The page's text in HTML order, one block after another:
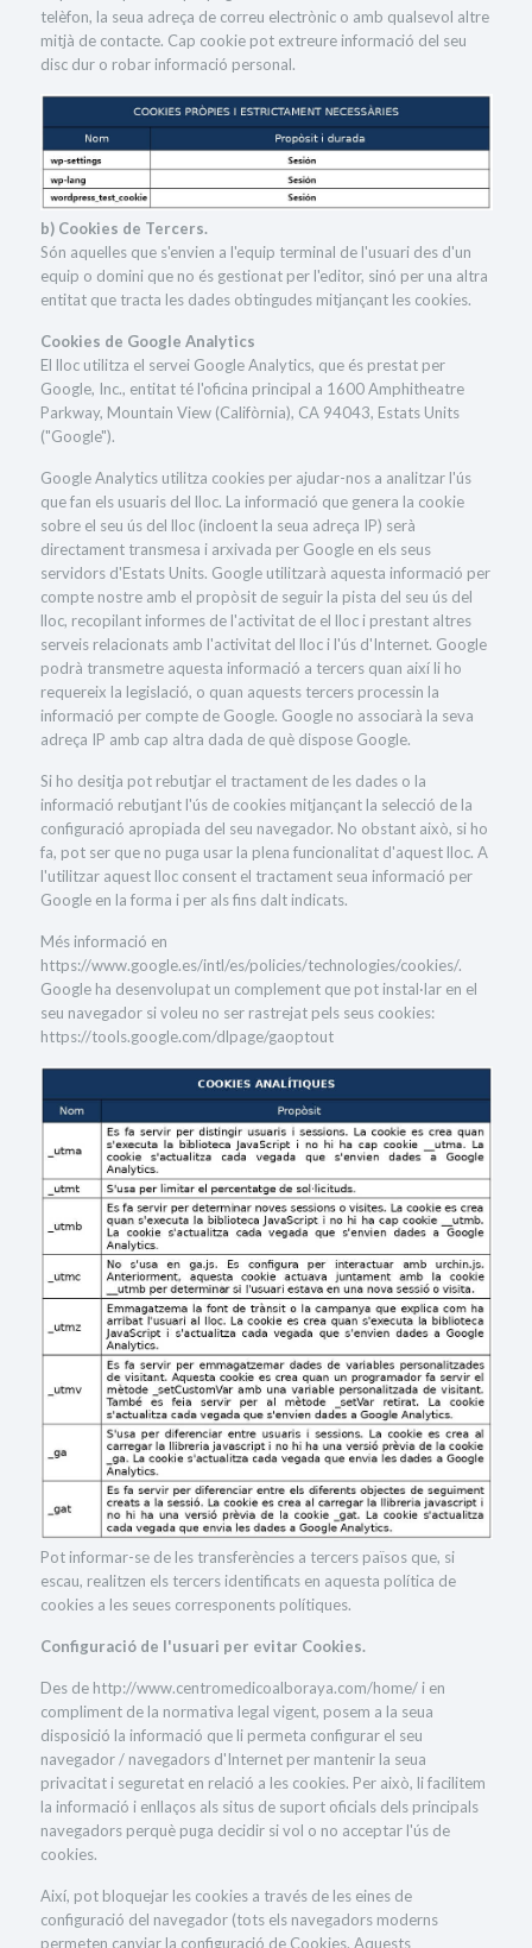
telèfon, la seua adreça de correu electrònic o amb qualsevol altre
mitjà de contacte. Cap cookie pot extreure informació del seu
disc dur o robar informació personal.
b) Cookies de Tercers.
Són aquelles que s'envien a l'equip terminal de l'usuari des d'un
equip o domini que no és gestionat per l'editor, sinó per una altra
entitat que tracta les dades obtingudes mitjançant les cookies.
Cookies de Google Analytics
El lloc utilitza el servei Google Analytics, que és prestat per
Google, Inc., entitat té l'oficina principal a 1600 Amphitheatre
Parkway, Mountain View (Califòrnia), CA 94043, Estats Units
("Google").
Google Analytics utilitza cookies per ajudar-nos a analitzar l'ús
que fan els usuaris del lloc. La informació que genera la cookie
sobre el seu ús del lloc (incloent la seua adreça IP) serà
directament transmesa i arxivada per Google en els seus
servidors d'Estats Units. Google utilitzarà aquesta informació per
compte nostre amb el propòsit de seguir la pista del seu ús del
lloc, recopilant informes de l'activitat de el lloc i prestant altres
serveis relacionats amb l'activitat del lloc i l'ús d'Internet. Google
podrà transmetre aquesta informació a tercers quan així li ho
requereix la legislació, o quan aquests tercers processin la
informació per compte de Google. Google no associarà la seva
adreça IP amb cap altra dada de què dispose Google.
Si ho desitja pot rebutjar el tractament de les dades o la
informació rebutjant l'ús de cookies mitjançant la selecció de la
configuració apropiada del seu navegador. No obstant això, si ho
fa, pot ser que no puga usar la plena funcionalitat d'aquest lloc. A
l'utilitzar aquest lloc consent el tractament seua informació per
Google en la forma i per als fins dalt indicats.
Més informació en
https://www.google.es/intl/es/policies/technologies/cookies/.
Google ha desenvolupat un complement que pot instal·lar en el
seu navegador si voleu no ser rastrejat pels seus cookies:
https://tools.google.com/dlpage/gaoptout
Pot informar-se de les transferències a tercers països que, si
escau, realitzen els tercers identificats en aquesta política de
cookies a les seues corresponents polítiques.
Configuració de l'usuari per evitar Cookies.
Des de http://www.centromedicoalboraya.com/home/ i en
compliment de la normativa legal vigent, posem a la seua
disposició la informació que li permeta configurar el seu
navegador / navegadors d'Internet per mantenir la seua
privacitat i seguretat en relació a les cookies. Per això, li facilitem
la informació i enllaços als situs de suport oficials dels principals
navegadors perquè puga decidir si vol o no acceptar l'ús de
cookies.
Així, pot bloquejar les cookies a través de les eines de
configuració del navegador (tots els navegadors moderns
permeten canviar la configuració de Cookies. Aquests